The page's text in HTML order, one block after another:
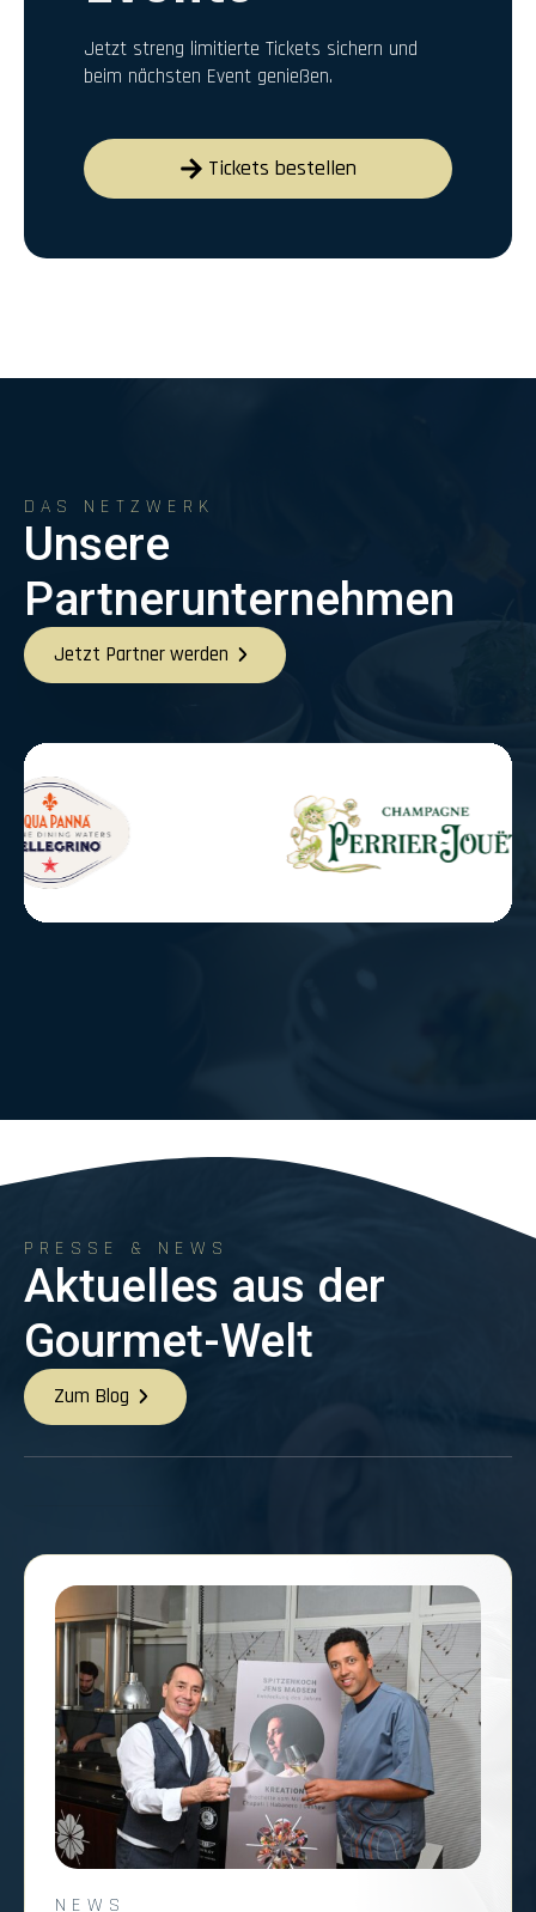
Jetzt streng limitierte Tickets sichern und
beim nächsten Event genießen.
Tickets bestellen
DAS NETZWERK
Unsere
Partnerunternehmen
Jetzt Partner werden
PRESSE & NEWS
Aktuelles aus der
Gourmet-Welt
Zum Blog
NEWS